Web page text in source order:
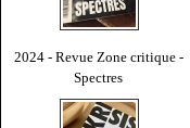
2024 - Revue Zone critique -
Spectres